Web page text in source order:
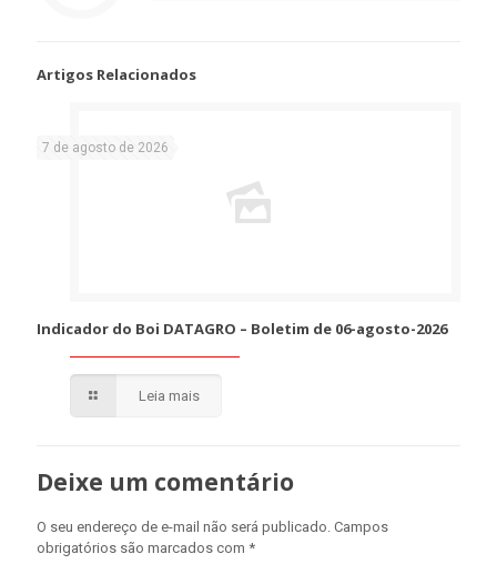
Artigos Relacionados
7 de agosto de 2026
Indicador do Boi DATAGRO – Boletim de 06-agosto-2026
Leia mais
Deixe um comentário
O seu endereço de e-mail não será publicado. Campos
obrigatórios são marcados com *